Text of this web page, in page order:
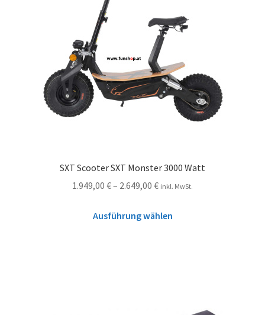
SXT Scooter SXT Monster 3000 Watt
1.949,00 €– 2.649,00 € inkl. MwSt.
Ausführung wählen